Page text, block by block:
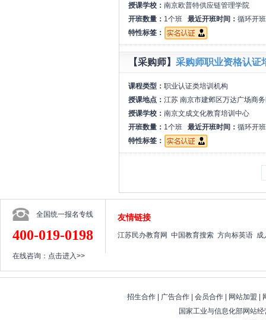
授课学校： 南京欧普特供应链管理学院
开班数量： 1个班 最近开班时间： 循环开班
特性标签：
【采购师】 采购师职业资格认证
课程类型： 职业认证类培训机构
授课地点： 江苏 南京市建邺区万达广场商
授课学校： 南京文成文化教育培训中心
开班数量： 1个班 最近开班时间： 循环开班
特性标签：
全国统一报名专线
400-019-0198
在线咨询： 点击进入>>
友情链接
江苏民办教育网 中国教育搜索 方向标英语 成
招生合作| 广告合作| 会员合作| 网站加盟 |
国家工业与信息化部网站